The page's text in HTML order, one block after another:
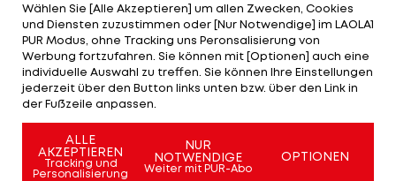
Wählen Sie [Alle Akzeptieren] um allen Zwecken, Cookies
und Diensten zuzustimmen oder [Nur Notwendige] im LAOLA1
PUR Modus, ohne Tracking uns Peronsalisierung von
Werbung fortzufahren. Sie können mit [Optionen] auch eine
individuelle Auswahl zu treffen. Sie können Ihre Einstellungen
jederzeit über den Button links unten bzw. über den Link in
der Fußzeile anpassen.
ALLE
AKZEPTIEREN
Tracking und
Personalisierung
NUR
NOTWENDIGE
Weiter mit PUR-Abo
OPTIONEN